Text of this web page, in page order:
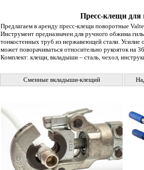
Пресс-клещи для
Предлагаем в аренду пресс-клещи поворотные
Инструмент предназначен для ручного обжима
тонкостенных труб из нержавеющей стали. Усилие
может поворачиваться относительно рукояток на
Комплект: клещи, вкладыши – сталь, чехол,
Сменные вкладыши-клещий